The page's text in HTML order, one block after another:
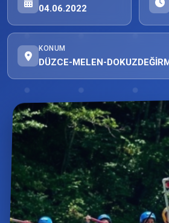
04.06.2022
KONUM
DÜZCE-MELEN-